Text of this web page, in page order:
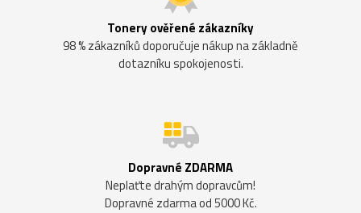
Tonery ověřené zákazníky
98 % zákazníků doporučuje nákup na základně
dotazníku spokojenosti.
Dopravné ZDARMA
Neplaťte drahým dopravcům!
Dopravné zdarma od 5000 Kč.